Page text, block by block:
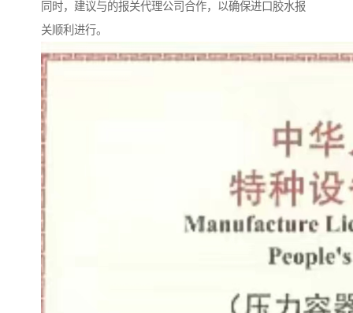
同时，建议与的报关代理公司合作，以确保进口胶水报
关顺利进行。